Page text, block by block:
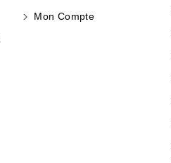
Mon Compte